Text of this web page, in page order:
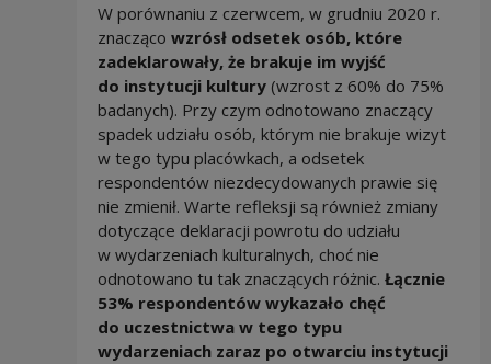
W porównaniu z czerwcem, w grudniu 2020 r.
znacząco wzrósł odsetek osób, które
zadeklarowały, że brakuje im wyjść
do instytucji kultury(wzrost z 60% do 75%
badanych). Przy czym odnotowano znaczący
spadek udziału osób, którym nie brakuje wizyt
w tego typu placówkach, a odsetek
respondentów niezdecydowanych prawie się
nie zmienił. Warte refleksji są również zmiany
dotyczące deklaracji powrotu do udziału
w wydarzeniach kulturalnych, choć nie
odnotowano tu tak znaczących różnic. Łącznie
53% respondentów wykazało chęć
do uczestnictwa w tego typu
wydarzeniach zaraz po otwarciu instytucji